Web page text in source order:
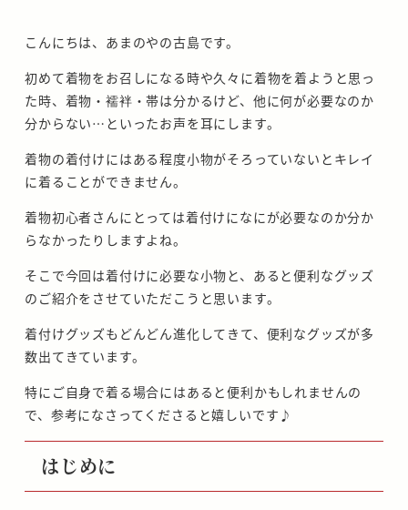
こんにちは、あまのやの古島です。
初めて着物をお召しになる時や久々に着物を着ようと思っ
た時、着物・襦袢・帯は分かるけど、他に何が必要なのか
分からない…といったお声を耳にします。
着物の着付けにはある程度小物がそろっていないとキレイ
に着ることができません。
着物初心者さんにとっては着付けになにが必要なのか分か
らなかったりしますよね。
そこで今回は着付けに必要な小物と、あると便利なグッズ
のご紹介をさせていただこうと思います。
着付けグッズもどんどん進化してきて、便利なグッズが多
数出てきています。
特にご自身で着る場合にはあると便利かもしれませんの
で、参考になさってくださると嬉しいです♪
はじめに